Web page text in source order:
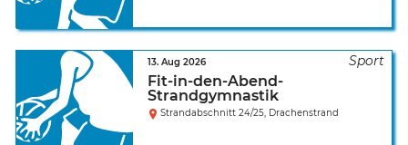
Fit-in-den-Abend-
Strandgymnastik
13. Aug 2026
Strandabschnitt 24/25, Drachenstrand